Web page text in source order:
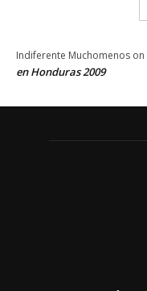
Indiferente Muchomenos on
en Honduras 2009